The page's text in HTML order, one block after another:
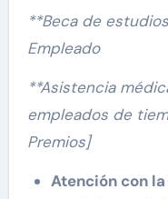
**Beca de
Empleado
**Asistencia
empleados de
Premios]
Atención con